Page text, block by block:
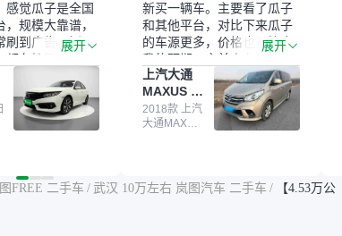
感觉瓜子是全国
规模大靠谱，
刷到广告，挺火
都有检测报告，
心。去外面买
一张嘴，不敢
本田思域，白
数少，公里数符
贵点也正常，毕
其他平台上很多
展开
新买一辆车。主要看了瓜子
和其他平台，对比下来瓜子
的车源更多，价格也更符合
我的预期。之前卖车来过瓜
子，虽然价格没谈成，但
APP一直留着。瓜子毕竟是
大平台，整体印象还好。我
最终买了一台上汽大通，18
期，这一点很便捷，其他平
展开
上汽大通
MAXUS 大
通G10
2018款 上汽
大通MAXUS
FREE 二手车 / 武汉 10万左右 岚图汽车 二手车 /
【4.53万公